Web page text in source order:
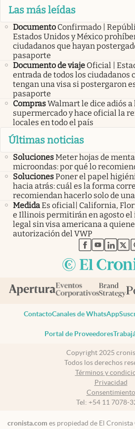
Las más leídas
Documento Confirmado |
Estados Unidos y México
ciudadanos que hayan
pasaporte
Documento de viaje Oficial |
entrada de todos los ciudadanos
tengan una visa si postergaron
pasaporte
ComprasWalmart le dice adiós
supermercado y hace oficial la
locales en todo el país
Últimas noticias
SolucionesMeter hojas de
microondas: por qué lo
SolucionesPoner el papel
hacia atrás: cuál es la forma
recomiendan hacerlo solo de
MedidaEs oficial| California,
e Illinois permitirán en agosto el
legal sin visa americana a
autorización del VWP
abre enabre en
abre
ContactoCanales de WhatsApp
Portal de Proveedores
Copyright 2025
Todos los derechos
Términos y
Privacidad
Consentimiento
Tel: +54 11 7078-
cronista.com es propiedad de El